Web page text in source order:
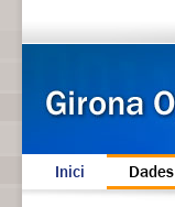
Inici Dades